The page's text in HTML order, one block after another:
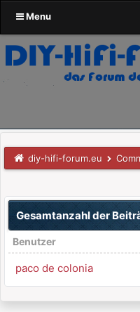
Menu
diy-hifi-forum.eu
Gesamtanzahl der
Benutzer
paco de colonia